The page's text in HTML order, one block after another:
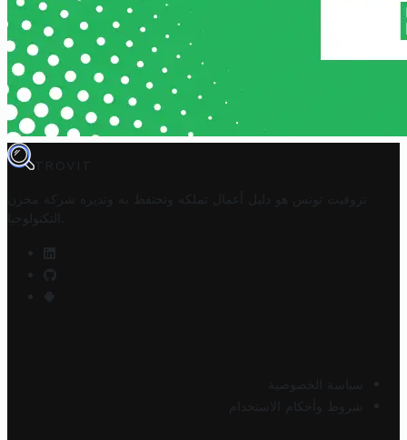
TROVIT
تروفيت تونس هو دليل أعمال تملكه وتحتفظ به وتديره
شركة مخزن
التكنولوجيا
سياسة الخصوصية
شروط وأحكام الاستخدام